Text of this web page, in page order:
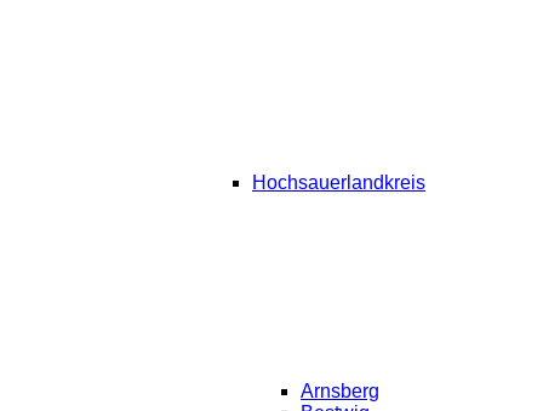
Hochsauerlandkreis
Arnsberg